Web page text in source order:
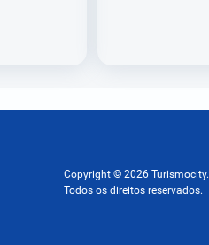
Copyright © 2026 Turismocity.
Todos os direitos reservados.